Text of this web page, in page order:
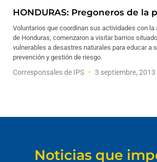
HONDURAS: Pregoneros de la
Voluntarios que coordinan sus actividades con la
de Honduras, comenzaron a visitar barrios
vulnerables a desastres naturales para educar a
prevención y gestión de riesgo.
Corresponsales de IPS 3 septiembre, 2013
Noticias que